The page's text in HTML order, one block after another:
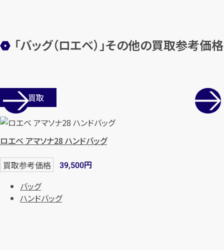
「バッグ（ロエベ）」その他の買取参考価格
店舗買取
ロエベ アマソナ28 ハンドバッグ
買取参考価格 39,500円
バッグ
ハンドバッグ